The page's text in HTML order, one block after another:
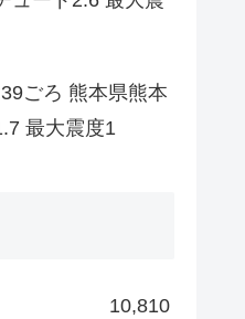
ごろ 熊本県熊本
最大震度1
10,810